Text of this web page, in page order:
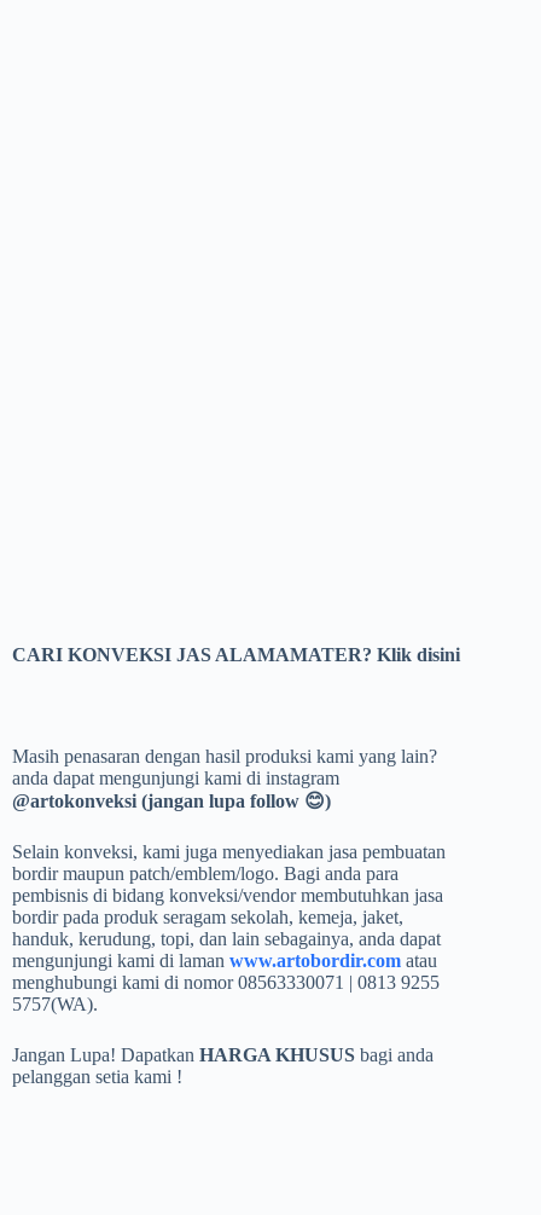
CARI KONVEKSI JAS ALAMAMATER? Klik disini
Masih penasaran dengan hasil produksi kami yang lain?
anda dapat mengunjungi kami di instagram
@artokonveksi (jangan lupa follow 😊)
Selain konveksi, kami juga menyediakan jasa pembuatan
bordir maupun patch/emblem/logo. Bagi anda para
pembisnis di bidang konveksi/vendor membutuhkan jasa
bordir pada produk seragam sekolah, kemeja, jaket,
handuk, kerudung, topi, dan lain sebagainya, anda dapat
mengunjungi kami di laman www.artobordir.com atau
menghubungi kami di nomor 08563330071 | 0813 9255
5757(WA).
Jangan Lupa! Dapatkan HARGA KHUSUS bagi anda
pelanggan setia kami !